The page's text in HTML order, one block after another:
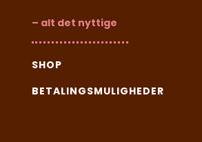
– alt det nyttige
SHOP
BETALINGSMULIGHEDER